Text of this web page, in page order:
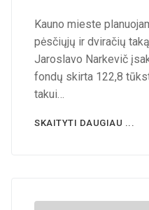
Kauno mieste
pėsčiųjų ir dviračių
Jaroslavo Narkevič
fondų skirta 122,8
takui…
SKAITYTI DAUGIAU ...